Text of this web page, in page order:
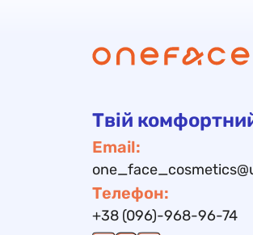
Твій
Email:
Телефон:
+38 (096)-968-96-74